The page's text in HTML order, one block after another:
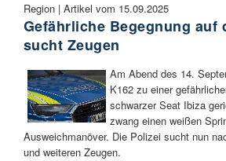
Region | Artikel vom 15.09.2025
Gefährliche Begegnung auf
sucht Zeugen
Am Abend des 14.
K162 zu einer
schwarzer Seat Ibiza
zwang einen weißen
Ausweichmanöver. Die Polizei sucht nun
und weiteren Zeugen.